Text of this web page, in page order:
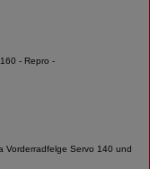
- Repro -
Vorderradfelge Servo 140 und